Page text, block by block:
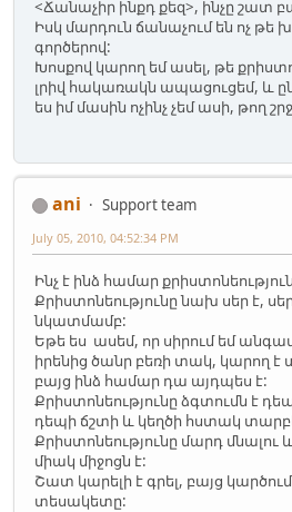
<Ճանաչիր ինքդ քեզ>, ինչը շատ
Իսկ մարդուն ճանաչում են ոչ թե
գործերով:
Խոսքով կարող եմ ասել, թե
լրիվ հակառակն ապացուցեմ, և
ես իմ մասին ոչինչ չեմ ասի,
ani
Support team
July 05, 2010, 04:52:34 PM
Ինչ է ինձ համար
Քրիստոնեությունը նախ սեր է,
նկատմամբ:
Եթե ես ասեմ, որ սիրում եմ անգամ
իրենից ծանր բեռի տակ, կարող
բայց ինձ համար դա այդպես է:
Քրիստոնեությունը ձգտումն է
դեպի ճշտի և կեղծի հստակ
Քրիստոնեությունը մարդ մնալու և
միակ միջոցն է:
Շատ կարելի է գրել, բայց
տեսակետը: